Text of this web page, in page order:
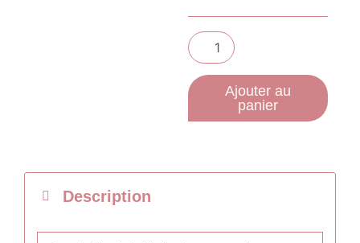
en
1
-
100ml
-
(senteur
Ajouter au
panier
Description